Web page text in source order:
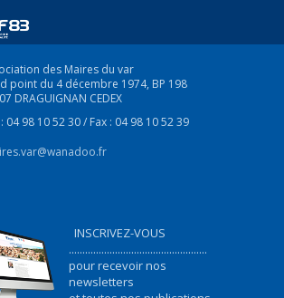
des Maires du var
point du 4 décembre 1974, BP 198
DRAGUIGNAN CEDEX
04 98 10 52 30 / Fax : 04 98 10 52 39
INSCRIVEZ-VOUS
...................................................
pour recevoir nos
newsletters